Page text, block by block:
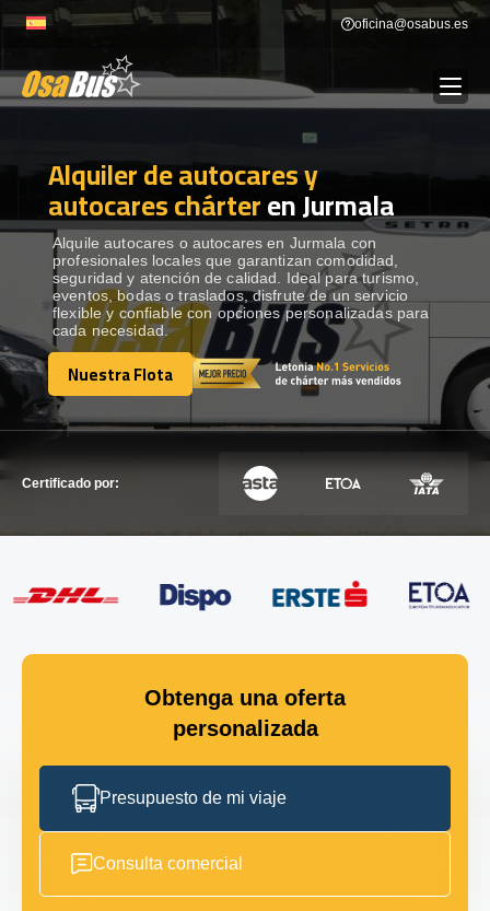
to
oficina@osabus.es
ALQUILER DE AUTOCARES
DESTINOS Show dropdown
RECORRIDAS Show dropdown
FLOTA
Alquiler de autocares y
autocares chárteren Jurmala
Alquile autocares o autocares en Jurmala con
profesionales locales que garantizan comodidad,
seguridad y atención de calidad. Ideal para turismo,
eventos, bodas o traslados, disfrute de un servicio
flexible y confiable con opciones personalizadas para
cada necesidad.
Nuestra Flota
Nuestra Flota
Certificado por:
Obtenga una oferta
personalizada
Presupuesto de mi viaje
Consulta comercial